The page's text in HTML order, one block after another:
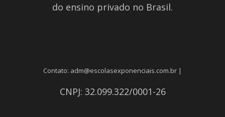
do ensino privado no Brasil.
Contato: adm@escolasexponenciais.com.br |
CNPJ: 32.099.322/0001-26